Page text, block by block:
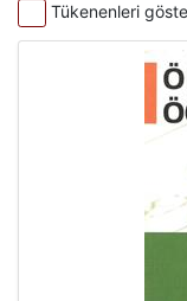
Tükenenleri